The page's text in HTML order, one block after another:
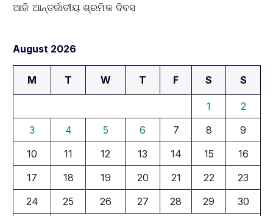
ଆଜି ଆନ୍ତର୍ଜାତୀୟ ଶ୍ରମିକ ଦିବସ
August 2026
M T W T F S S
1
2
3
4 5 6 7 8
9
10
11 12 13 14 15
16
17
18 19 20 21 22
23
24
25 26 27 28 29
30